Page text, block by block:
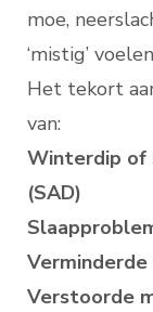
moe,
‘mistig’
Het tekort
van:
Winterdip of
(SAD)
Verstoorde